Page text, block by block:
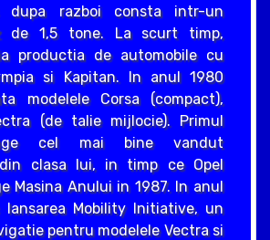
dupa razboi consta intr-un
de 1,5 tone. La scurt timp,
productia de automobile cu
si Kapitan. In anul 1980
modelele Corsa (compact),
(de talie mijlocie). Primul
cel mai bine vandut
clasa lui, in timp ce Opel
Masina Anului in 1987. In anul
lansarea Mobility Initiative, un
pentru modelele Vectra si